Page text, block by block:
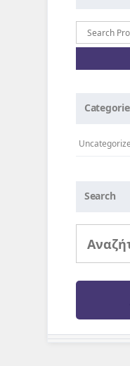
Αναζήτηση
για:
Search
Αναζήτηση
για: